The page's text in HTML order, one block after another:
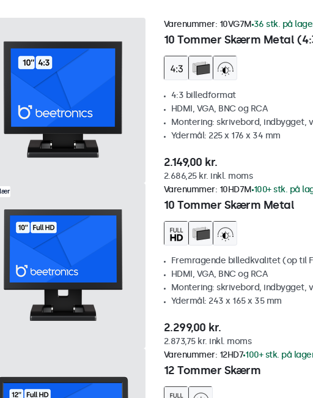
10 Tommer Skærm Metal
Varenummer: 10VG7M 36 stk. på
4:3 billedformat
HDMI, VGA, BNC og RCA
Montering: skrivebord, indbygget,
Ydermål: 225 x 176 x 34 mm
2.149,00 kr.
2.686,25 kr. inkl. moms
10 Tommer Skærm Metal
Varenummer: 10HD7M 100+ stk. på
Fremragende billedkvalitet (op til
HDMI, VGA, BNC og RCA
Montering: skrivebord, indbygget,
Ydermål: 243 x 165 x 35 mm
2.299,00 kr.
2.873,75 kr. inkl. moms
12 Tommer Skærm
Varenummer: 12HD7 100+ stk. på